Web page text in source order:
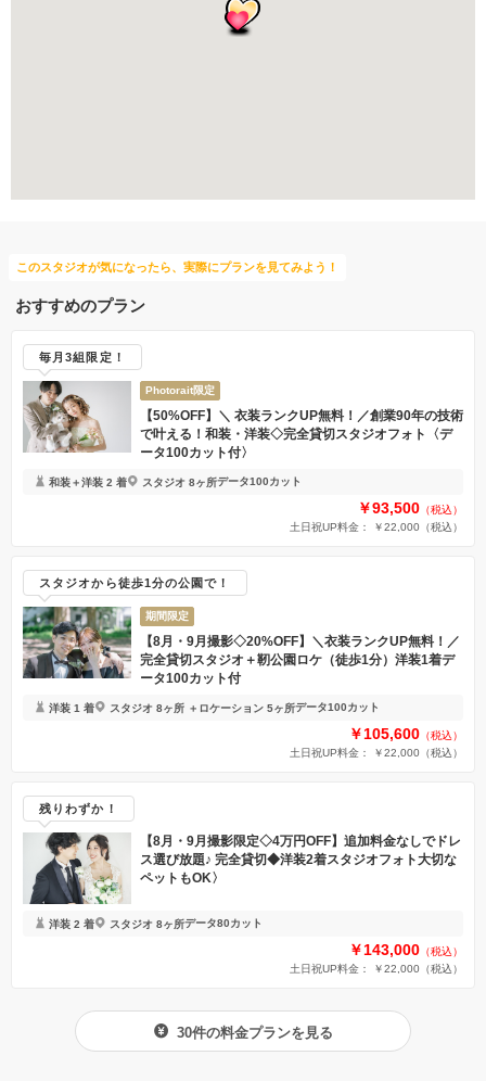
このスタジオが気になったら、実際にプランを見てみよう！
おすすめのプラン
毎月3組限定！
Photorait限定
【50%OFF】＼ 衣装ランクUP無料！／創業90年の技術
で叶える！和装・洋装◇完全貸切スタジオフォト〈デ
ータ100カット付〉
和装＋洋装 2 着 スタジオ 8ヶ所データ100カット
￥93,500 （税込）
土日祝UP料金： ￥22,000 （税込）
スタジオから徒歩1分の公園で！
期間限定
【8月・9月撮影◇20%OFF】＼衣装ランクUP無料！／
完全貸切スタジオ＋靭公園ロケ（徒歩1分）洋装1着デ
ータ100カット付
洋装 1 着 スタジオ 8ヶ所 ＋ロケーション 5ヶ所データ100カット
￥105,600 （税込）
土日祝UP料金： ￥22,000 （税込）
残りわずか！
【8月・9月撮影限定◇4万円OFF】追加料金なしでドレ
ス選び放題♪ 完全貸切◆洋装2着スタジオフォト大切な
ペットもOK〉
洋装 2 着 スタジオ 8ヶ所データ80カット
￥143,000 （税込）
土日祝UP料金： ￥22,000 （税込）
30件の料金プランを見る